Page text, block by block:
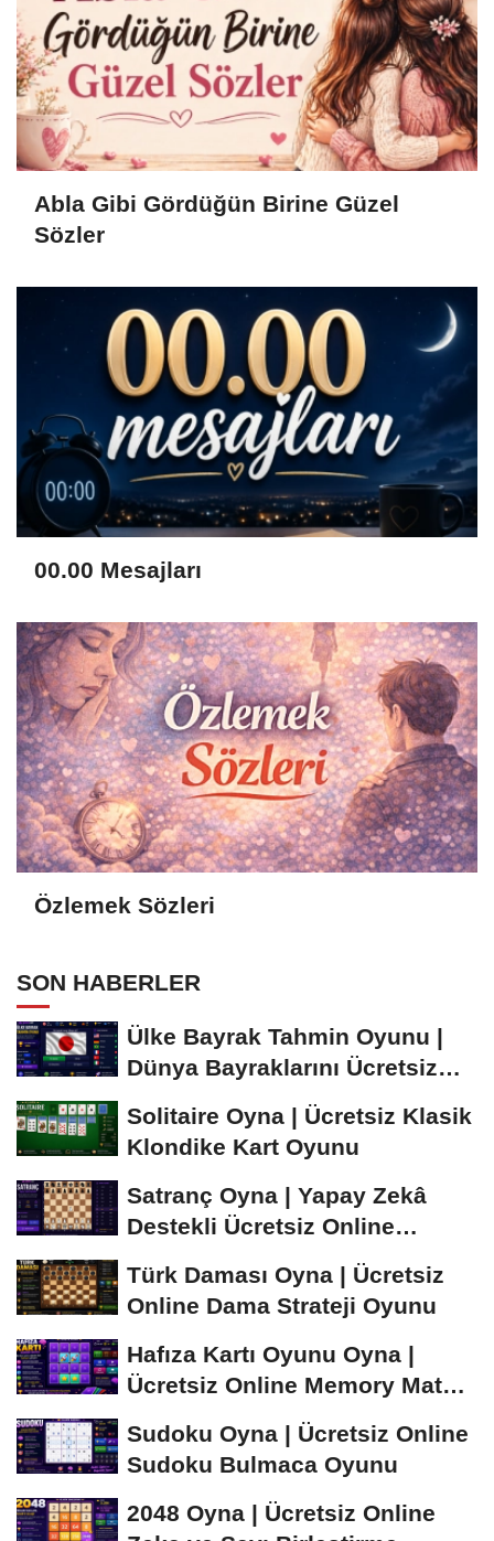
Abla Gibi Gördüğün Birine Güzel
Sözler
00.00 Mesajları
Özlemek Sözleri
SON HABERLER
Ülke Bayrak Tahmin Oyunu |
Dünya Bayraklarını Ücretsiz
Solitaire Oyna | Ücretsiz Klasik
Klondike Kart Oyunu
Satranç Oyna | Yapay Zekâ
Destekli Ücretsiz Online
Türk Daması Oyna | Ücretsiz
Online Dama Strateji Oyunu
Hafıza Kartı Oyunu Oyna |
Ücretsiz Online Memory Match
Sudoku Oyna | Ücretsiz Online
Sudoku Bulmaca Oyunu
2048 Oyna | Ücretsiz Online